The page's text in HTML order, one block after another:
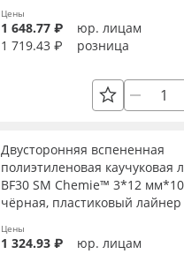
Цены
1 648.77 ₽
юр. лицам
1 719.43 ₽
розница
Двусторонняя вспененная
полиэтиленовая каучуковая
BF30 SM Chemie™ 3*12
чёрная, пластиковый лайнер
Цены
1 324.93 ₽
юр. лицам